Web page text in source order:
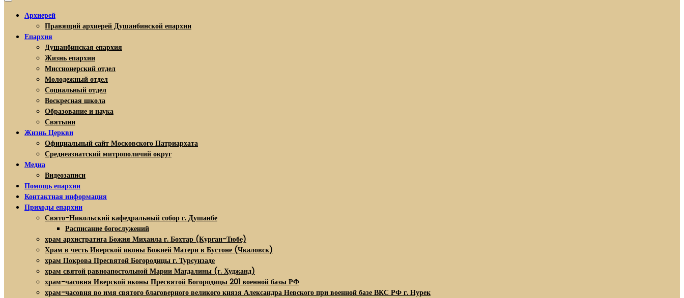
Архиерей
Правящий архиерей Душанбинской епархии
Епархия
Душанбинская епархия
Жизнь епархии
Миссионерский отдел
Молодежный отдел
Социальный отдел
Воскресная школа
Образование и наука
Святыни
Жизнь Церкви
Официальный сайт Московского Патриархата
Среднеазиатский митрополичий округ
Медиа
Видеозаписи
Помощь епархии
Контактная информация
Приходы епархии
Свято-Никольский кафедральный собор г. Душанбе
Расписание богослужений
храм архистратига Божия Михаила г. Бохтар (Курган-Тюбе)
Храм в честь Иверской иконы Божией Матери в Бустоне (Чкаловск)
храм Покрова Пресвятой Богородицы г. Турсунзаде
храм святой равноапостольной Марии Магдалины (г. Худжанд)
храм-часовня Иверской иконы Пресвятой Богородицы 201 военной базы РФ
храм-часовня во имя святого благоверного великого князя Александра Невского при военной базе ВКС РФ г. Нурек